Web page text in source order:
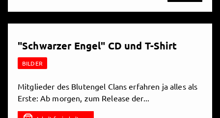
"Schwarzer Engel" CD und T-Shirt
BILDER
Mitglieder des Blutengel Clans erfahren ja alles als
Erste: Ab morgen, zum Release der...